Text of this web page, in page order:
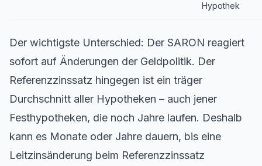
Hypothek
Der wichtigste Unterschied: Der SARON reagiert
sofort auf Änderungen der Geldpolitik. Der
Referenzzinssatz hingegen ist ein träger
Durchschnitt aller Hypotheken – auch jener
Festhypotheken, die noch Jahre laufen. Deshalb
kann es Monate oder Jahre dauern, bis eine
Leitzinsänderung beim Referenzzinssatz